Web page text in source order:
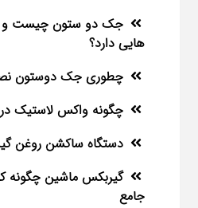
جک دو ستون چیست و
هایی دارد؟
چطوری جک دوستون
چگونه واکس لاستیک
دستگاه ساکشن روغن
گیربکس ماشین چگونه
جامع